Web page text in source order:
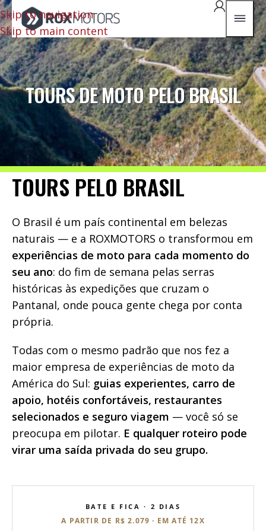
Skip to navigation
Skip to main content
TOURS DE MOTO PELO BRASIL
TOURS PELO BRASIL
O Brasil é um país continental em belezas
naturais — e a ROXMOTORS o transformou em
experiências de moto para cada momento do
seu ano: do fim de semana pelas serras
históricas às expedições que cruzam o
Pantanal, onde pouca gente chega por conta
própria.
Todas com o mesmo padrão que nos fez a
maior empresa de experiências de moto da
América do Sul: guias experientes, carro de
apoio, hotéis confortáveis, restaurantes
selecionados e seguro viagem — você só se
preocupa em pilotar. E qualquer roteiro pode
virar uma saída privada do seu grupo.
BATE E FICA · 2 DIAS
A PARTIR DE R$ 2.079 · EM ATÉ 12X